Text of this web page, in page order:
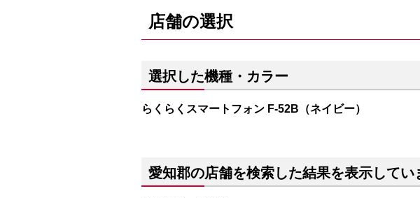
店舗の選択
選択した機種・カラー
らくらくスマートフォン F-52B（ネイビー）
愛知郡の店舗を検索した結果を表示してい